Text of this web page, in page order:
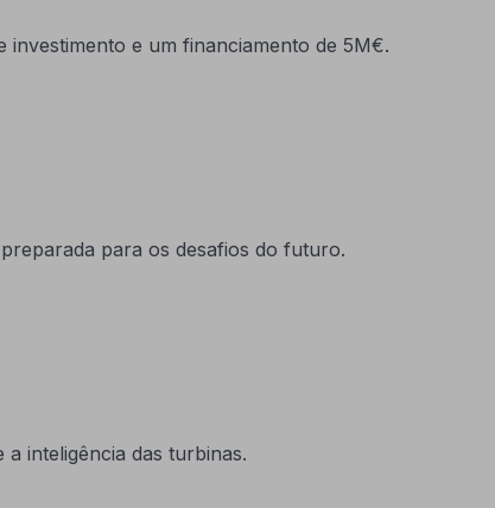
e um financiamento de 5M€.
para os desafios do futuro.
inteligência das turbinas.